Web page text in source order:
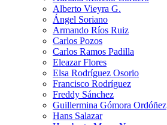
Alberto Vieyra G.
Ángel Soriano
Armando Ríos Ruiz
Carlos Pozos
Carlos Ramos Padilla
Eleazar Flores
Elsa Rodríguez Osorio
Francisco Rodríguez
Freddy Sánchez
Guillermina Gómora Ordóñez
Hans Salazar